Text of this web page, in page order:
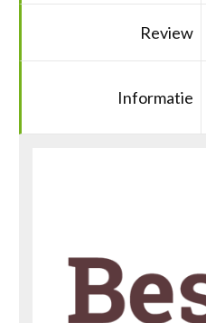
Review
Informatie